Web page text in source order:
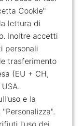
Cookie"
lettura di
Inoltre accetti
personali
trasferimento
(EU + CH,
e la
l'uso dei